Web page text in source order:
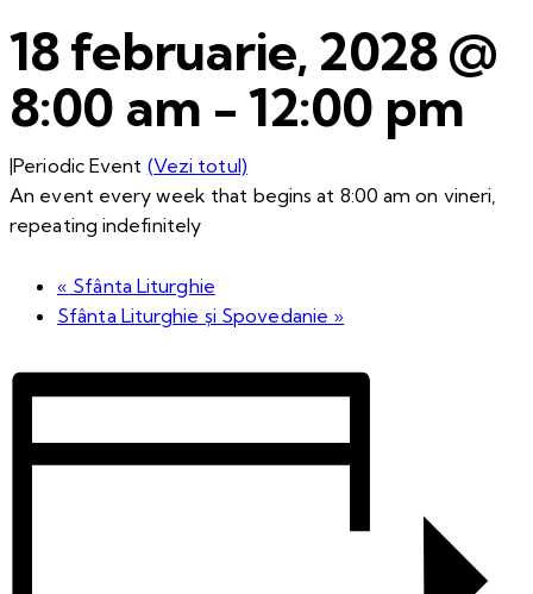
18 februarie, 2028 @
8:00 am -12:00 pm
|Periodic Event (Vezi totul)
An event every week that begins at 8:00 am on vineri,
repeating indefinitely
« Sfânta Liturghie
Sfânta Liturghie și Spovedanie »